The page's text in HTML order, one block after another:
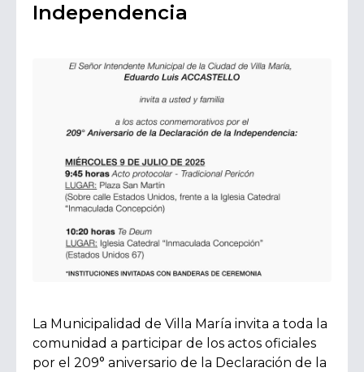
Independencia
La Municipalidad de Villa María invita a toda la
comunidad a participar de los actos oficiales
por el 209° aniversario de la Declaración de la